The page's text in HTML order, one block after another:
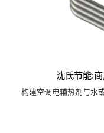
沈氏节能:
构建空调电辅热剂与水